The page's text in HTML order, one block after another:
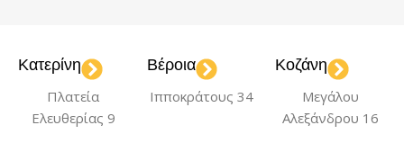
Κατερίνη
Πλατεία
Ελευθερίας 9
Βέροια
Ιπποκράτους 34
Κοζάνη
Μεγάλου
Αλεξάνδρου 16